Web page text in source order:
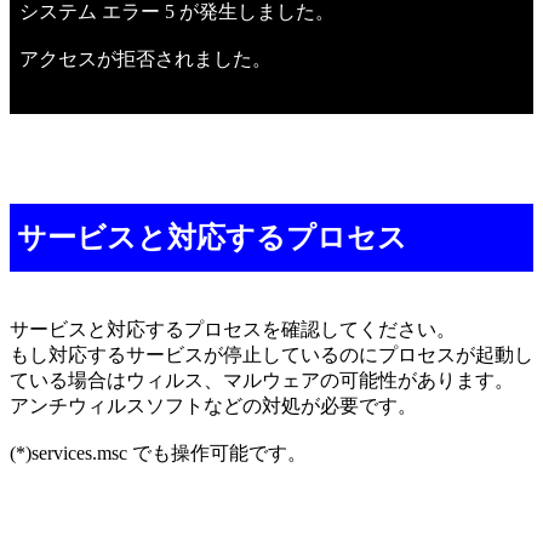
システム エラー 5 が発生しました。
アクセスが拒否されました。
サービスと対応するプロセス
サービスと対応するプロセスを確認してください。
もし対応するサービスが停止しているのにプロセスが起動し
ている場合はウィルス、マルウェアの可能性があります。
アンチウィルスソフトなどの対処が必要です。
(*)services.msc でも操作可能です。